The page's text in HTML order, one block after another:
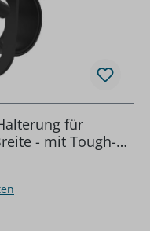
für
- mit Tough-